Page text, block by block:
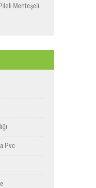
Menteşeli
Pvc